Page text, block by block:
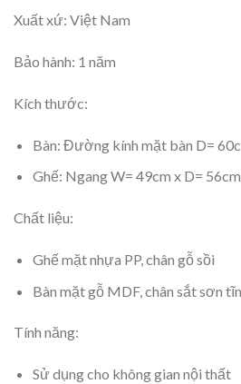
Xuất xứ: Việt Nam
Bảo hành: 1 năm
Kích thước:
Bàn: Đường kính mặt bàn D=
Ghế: Ngang W= 49cm x D=
Chất liệu:
Ghế mặt nhựa PP, chân gỗ sồi
Bàn mặt gỗ MDF, chân sắt sơn
Tính năng:
Sử dụng cho không gian nội thất